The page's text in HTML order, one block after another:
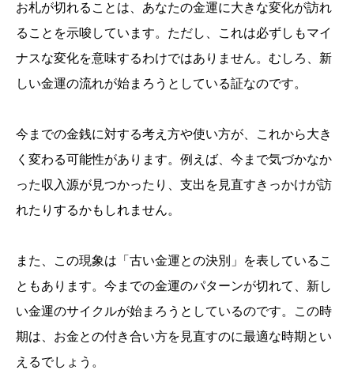
お札が切れることは、あなたの金運に大きな変化が訪れ
ることを示唆しています。ただし、これは必ずしもマイ
ナスな変化を意味するわけではありません。むしろ、新
しい金運の流れが始まろうとしている証なのです。
今までの金銭に対する考え方や使い方が、これから大き
く変わる可能性があります。例えば、今まで気づかなか
った収入源が見つかったり、支出を見直すきっかけが訪
れたりするかもしれません。
また、この現象は「古い金運との決別」を表しているこ
ともあります。今までの金運のパターンが切れて、新し
い金運のサイクルが始まろうとしているのです。この時
期は、お金との付き合い方を見直すのに最適な時期とい
えるでしょう。